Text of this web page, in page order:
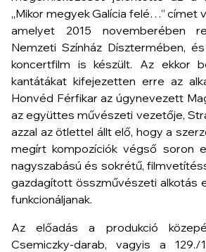
„Mikor megyek Galícia felé…” címet
amelyet 2015 novemberében
Nemzeti Színház Dísztermében,
koncertfilm is készült. Az ekkor
kantátákat kifejezetten erre az
Honvéd Férfikar az úgynevezett
az együttes művészeti vezetője,
azzal az ötlettel állt elő, hogy a
megírt kompozíciók végső soron
nagyszabású és sokrétű,
gazdagított összművészeti alkotás
funkcionáljanak.
Az előadás a produkció
Csemiczky-darab, vagyis a